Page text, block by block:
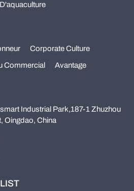
Corporate Culture
Commercial Avantage
Industrial Park,187-1 Zhuzhou
Oingdao, China